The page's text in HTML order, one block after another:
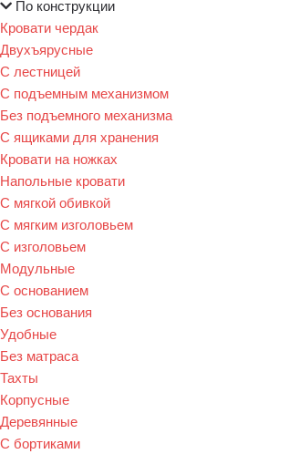
По конструкции
Кровати чердак
Двухъярусные
С лестницей
С подъемным механизмом
Без подъемного механизма
С ящиками для хранения
Кровати на ножках
Напольные кровати
С мягкой обивкой
С мягким изголовьем
С изголовьем
Модульные
С основанием
Без основания
Удобные
Без матраса
Тахты
Корпусные
Деревянные
С бортиками